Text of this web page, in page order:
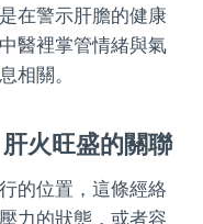
在警示肝膽的健康
醫裡掌管情緒與氣
相關。
火旺盛的關聯
的位置，這條經絡
力的狀態，或者容